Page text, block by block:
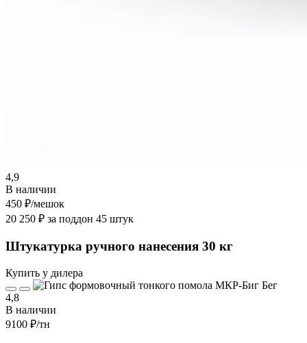
4,9
В наличии
450 ₽/мешок
20 250 ₽ за поддон 45 штук
Штукатурка ручного нанесения 30 кг
Купить у дилера
4,8
В наличии
9100 ₽/тн